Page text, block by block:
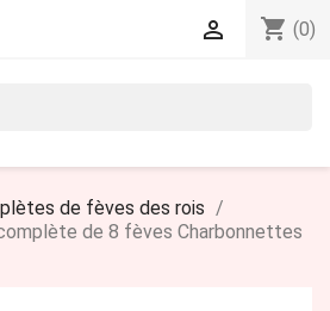
shopping_cart (0)

de fèves des rois
de 8 fèves Charbonnettes